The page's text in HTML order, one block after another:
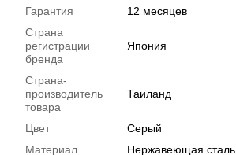
Гарантия
12 месяцев
Страна
регистрации
бренда
Япония
Страна-
производитель
товара
Таиланд
Цвет
Серый
Материал
Нержавеющая сталь